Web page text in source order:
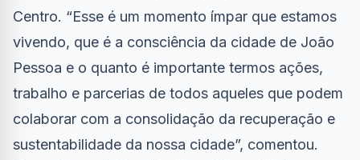
Centro. “Esse é um momento ímpar que estamos
vivendo, que é a consciência da cidade de João
Pessoa e o quanto é importante termos ações,
trabalho e parcerias de todos aqueles que podem
colaborar com a consolidação da recuperação e
sustentabilidade da nossa cidade”, comentou.